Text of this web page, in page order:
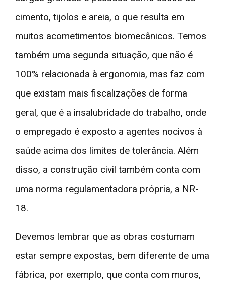
cimento, tijolos e areia, o que resulta em
muitos acometimentos biomecânicos. Temos
também uma segunda situação, que não é
100% relacionada à ergonomia, mas faz com
que existam mais fiscalizações de forma
geral, que é a insalubridade do trabalho, onde
o empregado é exposto a agentes nocivos à
saúde acima dos limites de tolerância. Além
disso, a construção civil também conta com
uma norma regulamentadora própria, a NR-
18.
Devemos lembrar que as obras costumam
estar sempre expostas, bem diferente de uma
fábrica, por exemplo, que conta com muros,